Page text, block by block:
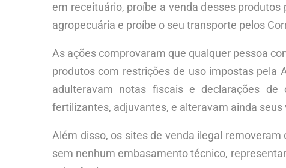
em receituário, proíbe a venda desses
agropecuária e proíbe o seu transporte pelos
As ações comprovaram que qualquer pessoa
produtos com restrições de uso impostas pela
adulteravam notas fiscais e declarações de
fertilizantes, adjuvantes, e alteravam ainda seus
Além disso, os sites de venda ilegal
sem nenhum embasamento técnico,